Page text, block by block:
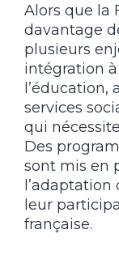
Alors que la
davantage
plusieurs
intégration à
services
qui
Des
sont mis en
leur
française.